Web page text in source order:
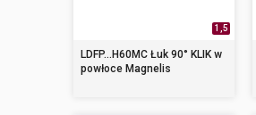
1,5
LDFP...H60MC Łuk 90° KLIK w
powłoce Magnelis